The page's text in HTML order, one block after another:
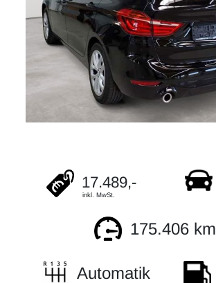
17.489,-
inkl. MwSt.
175.406 km
Automatik